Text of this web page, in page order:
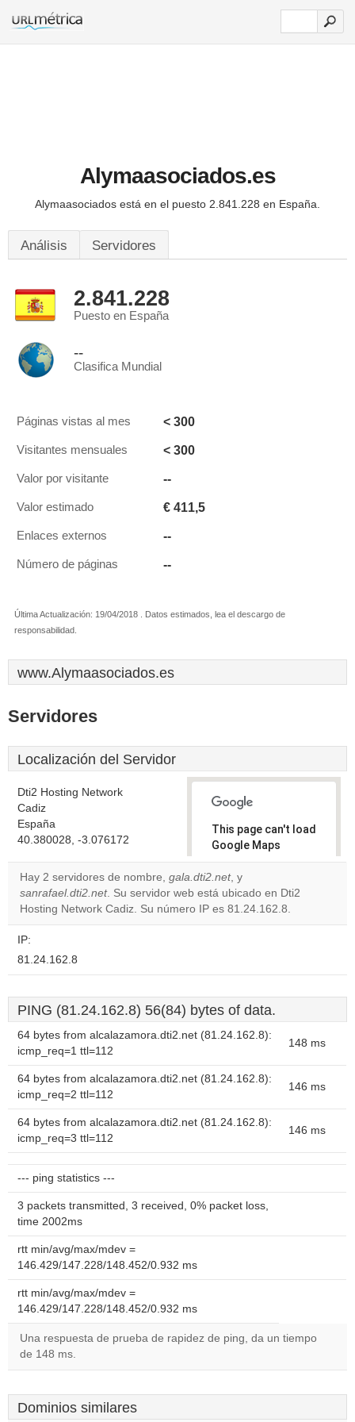
Alymaasociados.es
Alymaasociados está en el puesto 2.841.228 en España.
Análisis Servidores
2.841.228
Puesto en España
--
Clasifica Mundial
Páginas vistas al mes < 300
Visitantes mensuales < 300
Valor por visitante --
Valor estimado € 411,5
Enlaces externos --
Número de páginas --
Última Actualización: 19/04/2018 . Datos estimados, lea el descargo de
responsabilidad.
www.Alymaasociados.es
Servidores
Localización del Servidor
Dti2 Hosting Network
Cadiz
España
40.380028, -3.076172
This page can't load
Google Maps
correctly.
Do you
own this
Hay 2 servidores de nombre, gala.dti2.net, y
sanrafael.dti2.net. Su servidor web está ubicado en Dti2
Hosting Network Cadiz. Su número IP es 81.24.162.8.
IP:
81.24.162.8
PING (81.24.162.8) 56(84) bytes of data.
64 bytes from alcalazamora.dti2.net (81.24.162.8):
icmp_req=1 ttl=112
148 ms
64 bytes from alcalazamora.dti2.net (81.24.162.8):
icmp_req=2 ttl=112
146 ms
64 bytes from alcalazamora.dti2.net (81.24.162.8):
icmp_req=3 ttl=112
146 ms
--- ping statistics ---
3 packets transmitted, 3 received, 0% packet loss,
time 2002ms
rtt min/avg/max/mdev =
146.429/147.228/148.452/0.932 ms
rtt min/avg/max/mdev =
146.429/147.228/148.452/0.932 ms
Una respuesta de prueba de rapidez de ping, da un tiempo
de 148 ms.
Dominios similares